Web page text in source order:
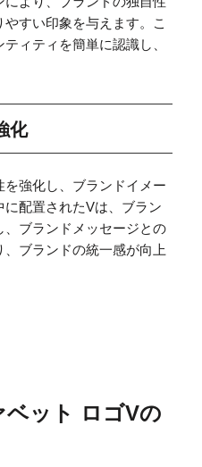
すい印象を与えます。こ
ィティを簡単に認識し、
化
強化し、ブランドイメー
配置されたVは、ブラン
、ブランドメッセージとの
ブランドの統一感が向上
ベット ロゴVの